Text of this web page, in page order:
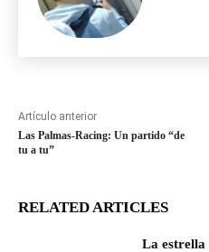
Artículo anterior
Las Palmas-Racing: Un partido “de
tu a tu”
RELATED ARTICLES
La estrella